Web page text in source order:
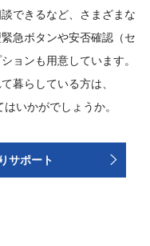
できるなど、さまざまな
急ボタンや安否確認（セ
ョンも用意しています。
暮らしている方は、
いかがでしょうか。
サポート